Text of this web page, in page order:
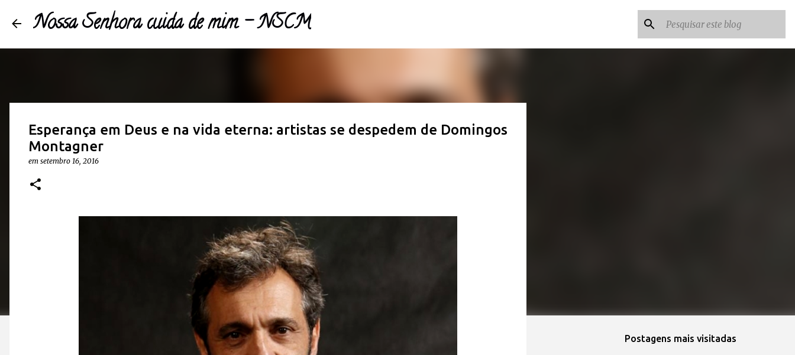
Nossa Senhora cuida de mim - NSCM
Esperança em Deus e na vida eterna: artistas se despedem de Domingos
Montagner
em setembro 16, 2016
Postagens mais visitadas